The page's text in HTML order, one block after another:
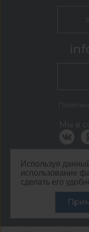
Используя
использование
сделать его
КДМ
г.
Мы в
ООО ЦЕНТР КДМ.
Разработка сайта —